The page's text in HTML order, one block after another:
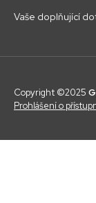
Vaše doplňující
Copyright ©2025
Prohlášení o